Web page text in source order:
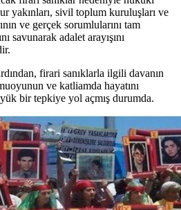
yakınları, sivil toplum kuruluşları ve
ve gerçek sorumlularını tam
savunarak adalet arayışını
firari sanıklarla ilgili davanın
ve katliamda hayatını
bir tepkiye yol açmış durumda.